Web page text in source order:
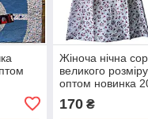
Жіноча нічна
великого
оптом новинка
170₴